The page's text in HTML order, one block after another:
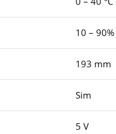
10 – 90%
193 mm
Sim
5 V